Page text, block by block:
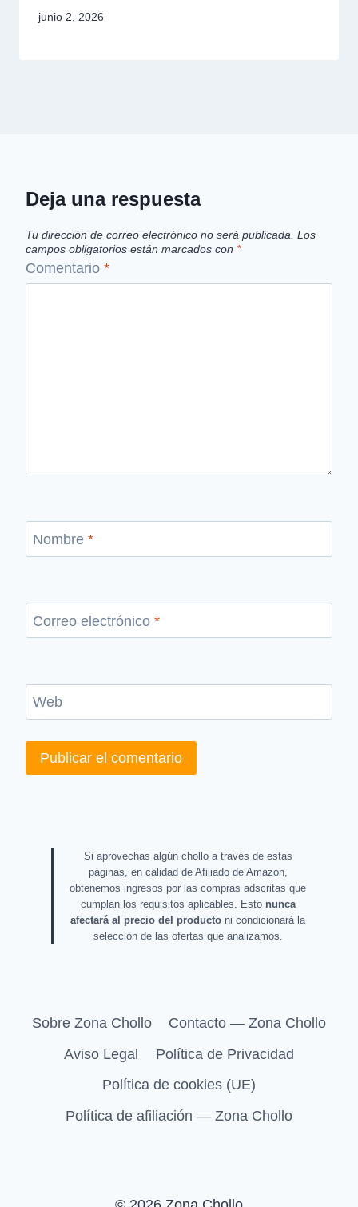
junio 2, 2026
Deja una respuesta
Tu dirección de correo electrónico no será publicada. Los
campos obligatorios están marcados con *
Comentario *
Nombre *
Correo electrónico *
Web
Si aprovechas algún chollo a través de estas
páginas, en calidad de Afiliado de Amazon,
obtenemos ingresos por las compras adscritas que
cumplan los requisitos aplicables. Esto nunca
afectará al precio del producto ni condicionará la
selección de las ofertas que analizamos.
Sobre Zona Chollo
Contacto — Zona Chollo
Aviso Legal
Política de Privacidad
Política de cookies (UE)
Política de afiliación — Zona Chollo